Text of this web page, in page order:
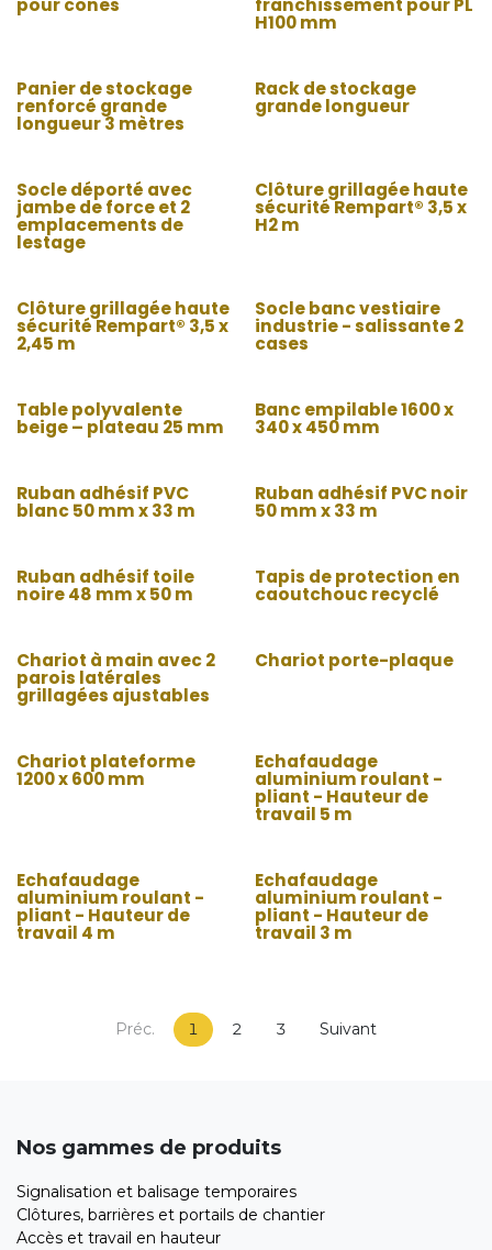
pour cones franchissement pour PL
H100 mm
Panier de stockage
renforcé grande
longueur 3 mètres
Rack de stockage
grande longueur
Socle déporté avec
jambe de force et 2
emplacements de
lestage
Clôture grillagée haute
sécurité Rempart® 3,5 x
H2 m
Clôture grillagée haute
sécurité Rempart® 3,5 x
2,45 m
Socle banc vestiaire
industrie - salissante 2
cases
Table polyvalente
beige – plateau 25 mm
Banc empilable 1600 x
340 x 450 mm
Ruban adhésif PVC
blanc 50 mm x 33 m
Ruban adhésif PVC noir
50 mm x 33 m
Ruban adhésif toile
noire 48 mm x 50 m
Tapis de protection en
caoutchouc recyclé
Chariot à main avec 2
parois latérales
grillagées ajustables
Chariot porte-plaque
Chariot plateforme
1200 x 600 mm
Echafaudage
aluminium roulant -
pliant - Hauteur de
travail 5 m
Echafaudage
aluminium roulant -
pliant - Hauteur de
travail 4 m
Echafaudage
aluminium roulant -
pliant - Hauteur de
travail 3 m
Préc. 1 2 3 Suivant
Nos gammes de produits
Signalisation et balisage temporaires
Clôtures, barrières et portails de chantier
Accès et travail en hauteur